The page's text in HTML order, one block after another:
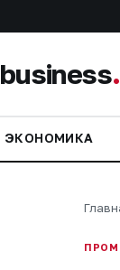
business.
ЭКОНОМИКА